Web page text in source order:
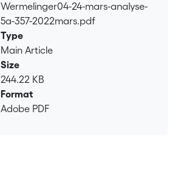
Loading...
Wermelinger04-24-mars-analyse-
5a-357-2022mars.pdf
Type
Main Article
Size
244.22 KB
Format
Adobe PDF